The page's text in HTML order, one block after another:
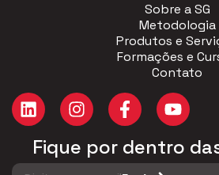
Sobre a SG
Metodologia
Produtos e
Formações e
Contato
Fique por dentro